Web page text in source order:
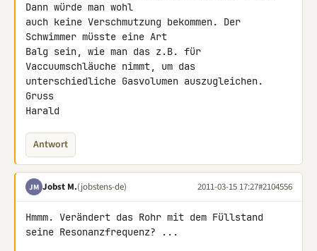
Dann würde man wohl
auch keine Verschmutzung bekommen. Der
Schwimmer müsste eine Art
Balg sein, wie man das z.B. für
Vaccuumschläuche nimmt, um das
unterschiedliche Gasvolumen auszugleichen.
Gruss
Harald
Antwort
JM Jobst M.(jobstens-de) 2011-03-15 17:27#2104556
Hmmm. Verändert das Rohr mit dem Füllstand
seine Resonanzfrequenz? ...